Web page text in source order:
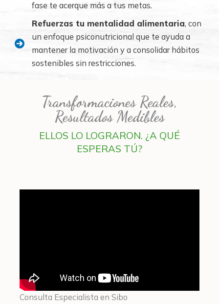
fase te acerque más a tus metas.
Refuerzas tu mentalidad alimentaria, con
un enfoque psiconutricional que te ayuda a
mantener la motivación y a consolidar hábitos
sostenibles sin restricciones.
Transformaciones Reales,
Resultados Medibles
ELLOS LO LOGRARON. ¿A QUÉ
ESPERAS TÚ?
Consulta Especialista en Sibo